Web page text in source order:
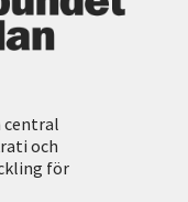
central
och
för